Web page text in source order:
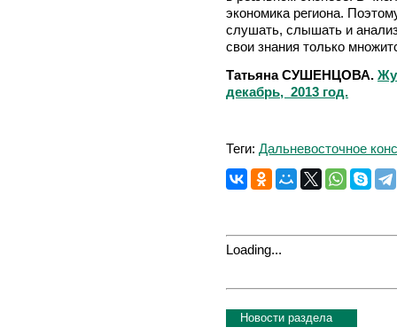
экономика региона.
слушать, слышать и
свои знания только
Татьяна СУШЕНЦОВА.
декабрь, 2013 год.
Теги: Дальневосточное
Loading...
Новости раздела